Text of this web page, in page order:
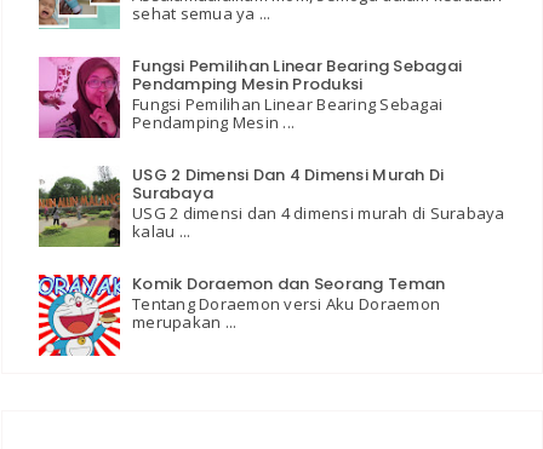
sehat semua ya ...
Fungsi Pemilihan Linear Bearing Sebagai
Pendamping Mesin Produksi
Fungsi Pemilihan Linear Bearing Sebagai
Pendamping Mesin ...
USG 2 Dimensi Dan 4 Dimensi Murah Di
Surabaya
USG 2 dimensi dan 4 dimensi murah di Surabaya
kalau ...
Komik Doraemon dan Seorang Teman
Tentang Doraemon versi Aku Doraemon
merupakan ...